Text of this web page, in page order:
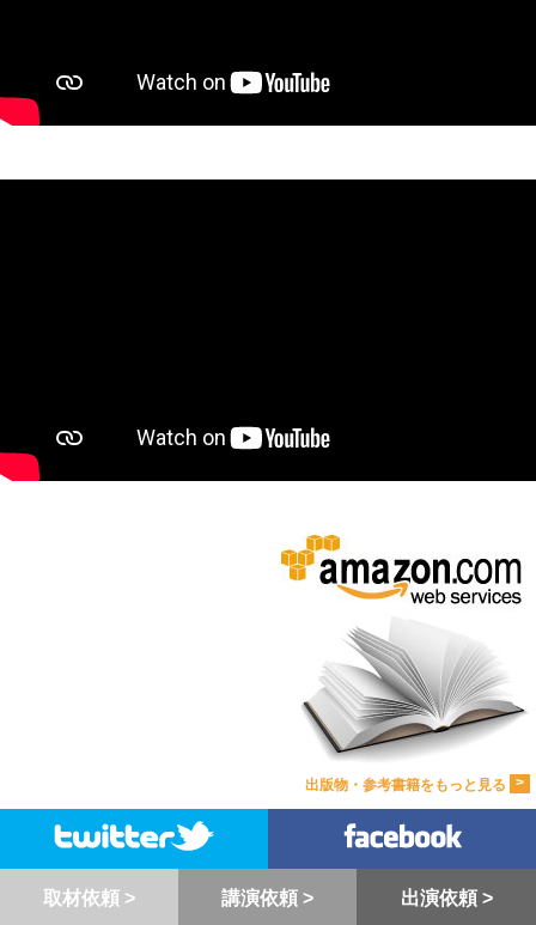
出版物・参考書籍をもっと見る >
取材依頼 > 講演依頼 > 出演依頼 >